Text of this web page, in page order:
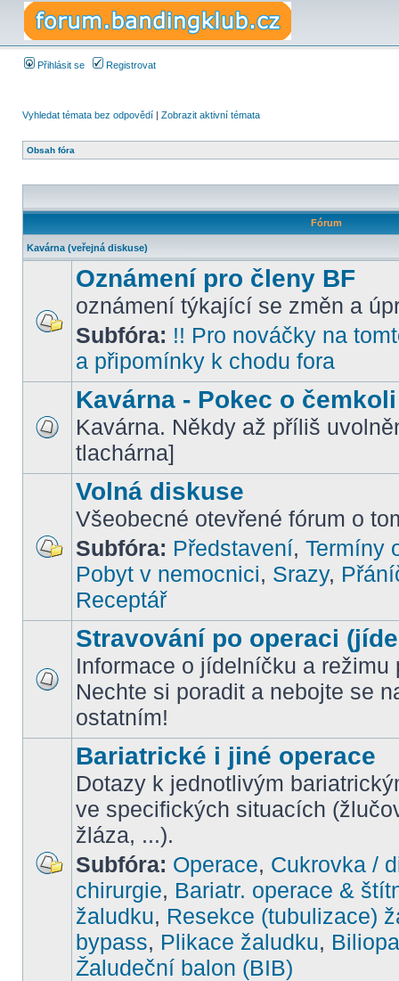
Přihlásit se Registrovat
Vyhledat témata bez odpovědí | Zobrazit aktivní témata
Obsah fóra
Fórum
Kavárna (veřejná diskuse)
Oznámení pro členy BF
oznámení týkající se změn a
Subfóra: !! Pro nováčky na
a připomínky k chodu fora
Kavárna - Pokec o čemkoli
Kavárna. Někdy až příliš
tlachárna]
Volná diskuse
Všeobecné otevřené fórum o
Subfóra: Představení, Termíny
Pobyt v nemocnici, Srazy,
Receptář
Stravování po operaci
Informace o jídelníčku a režimu
Nechte si poradit a nebojte se
ostatním!
Bariatrické i jiné operace
Dotazy k jednotlivým
ve specifických situacích
žláza, ...).
Subfóra: Operace, Cukrovka /
chirurgie, Bariatr. operace &
žaludku, Resekce (tubulizace)
bypass, Plikace žaludku,
Žaludeční balon (BIB)